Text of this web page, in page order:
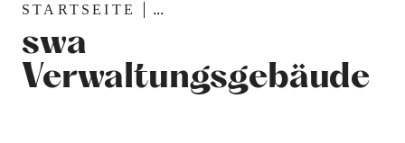
STARTSEITE ...
swa
Verwaltungsgebäude